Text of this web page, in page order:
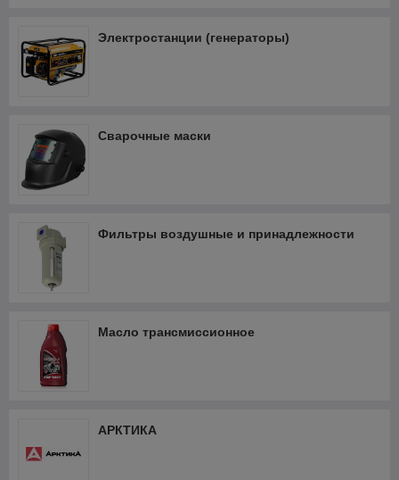
Гидроаккумуляторы
Электростанции (генераторы)
Сварочные маски
Фильтры воздушные и принадлежности
Масло трансмиссионное
АРКТИКА